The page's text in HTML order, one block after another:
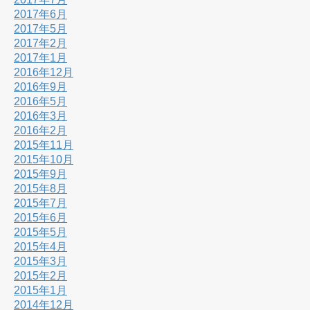
2017年6月
2017年5月
2017年2月
2017年1月
2016年12月
2016年9月
2016年5月
2016年3月
2016年2月
2015年11月
2015年10月
2015年9月
2015年8月
2015年7月
2015年6月
2015年5月
2015年4月
2015年3月
2015年2月
2015年1月
2014年12月